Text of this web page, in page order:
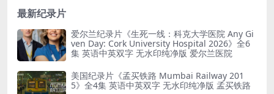
最新纪录片
爱尔兰纪录片《生死一线：科克大学医院 Any Gi
ven Day: Cork University Hospital 2026》全6
集 英语中英双字 无水印纯净版 爱尔兰医院
美国纪录片《孟买铁路 Mumbai Railway 201
5》全4集 英语中英双字 无水印纯净版 孟买铁路